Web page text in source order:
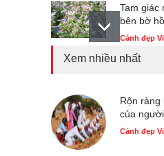
Tam giác
bên bờ
Cảnh đẹp
Cảnh đẹp
Những
Xem nhiều nhất
Rộn ràng
của
Cảnh đẹp